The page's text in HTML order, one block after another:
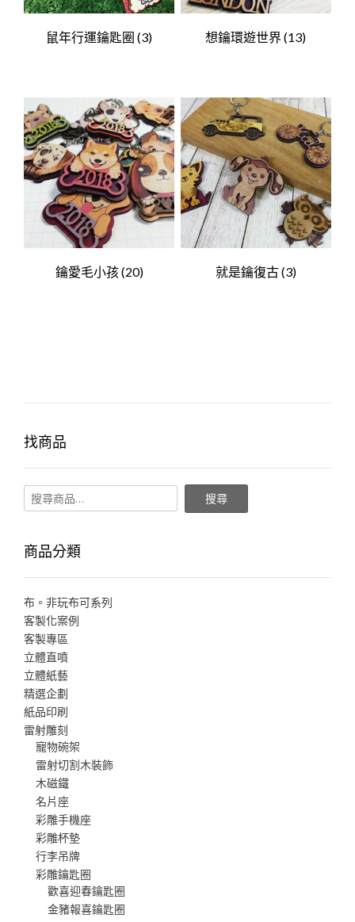
鼠年行運鑰匙圈(3) 想鑰環遊世界(13)
鑰愛毛小孩(20) 就是鑰復古(3)
找商品
搜尋
商品分類
布。非玩布可系列
客製化案例
客製專區
立體直噴
立體紙藝
精選企劃
紙品印刷
雷射雕刻
寵物碗架
雷射切割木裝飾
木磁鐵
名片座
彩雕手機座
彩雕杯墊
行李吊牌
彩雕鑰匙圈
歡喜迎春鑰匙圈
金豬報喜鑰匙圈